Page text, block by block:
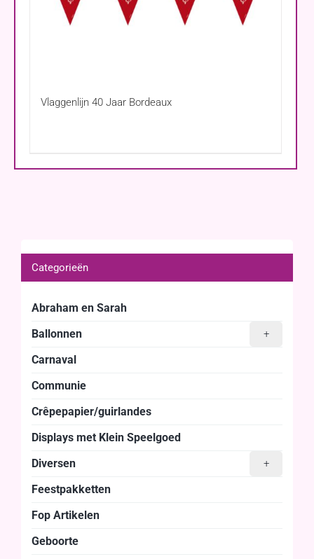
Vlaggenlijn 40 Jaar Bordeaux
Categorieën
Abraham en Sarah
+
Ballonnen
Carnaval
Communie
Crêpepapier/guirlandes
Displays met Klein Speelgoed
+
Diversen
Feestpakketten
Fop Artikelen
Geboorte